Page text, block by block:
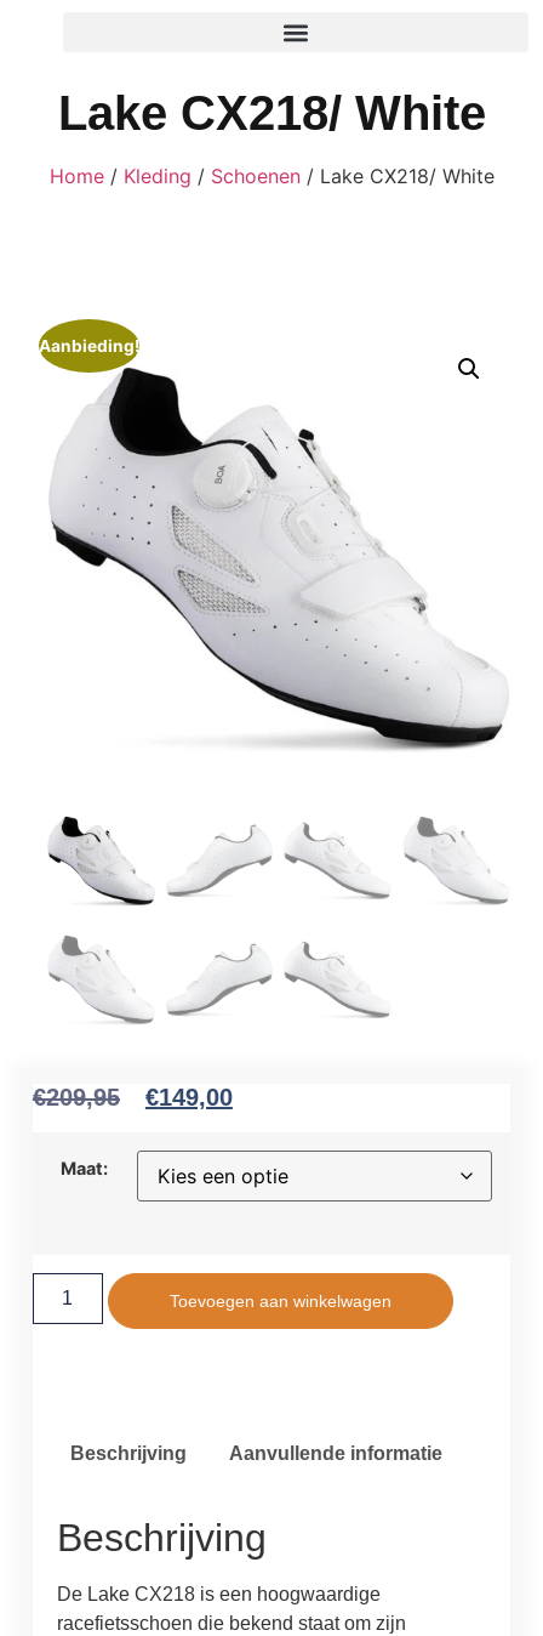
Lake CX218/ White
Home/ Kleding / Schoenen/ Lake CX218/ White
Aanbieding!
€209,95 €149,00
Maat:
Toevoegen aan winkelwagen
Beschrijving Aanvullende informatie
Beschrijving
De Lake CX218 is een hoogwaardige
racefietsschoen die bekend staat om zijn